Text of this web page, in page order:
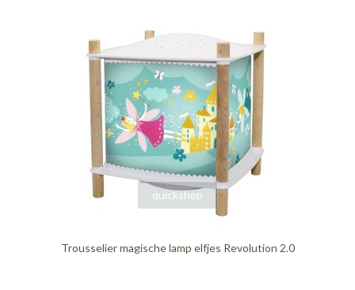
quickshop
Trousselier magische lamp elfjes Revolution 2.0